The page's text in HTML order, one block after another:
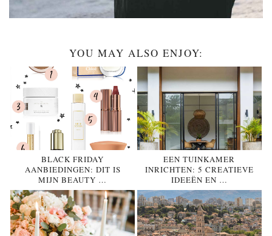
YOU MAY ALSO ENJOY:
BLACK FRIDAY
AANBIEDINGEN: DIT IS
MIJN BEAUTY …
EEN TUINKAMER
INRICHTEN: 5 CREATIEVE
IDEEËN EN …